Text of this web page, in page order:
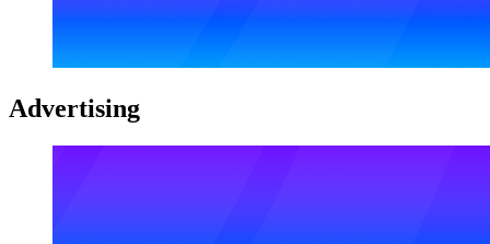
Advertising